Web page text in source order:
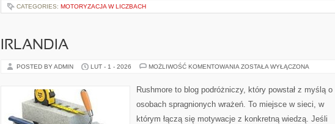
CATEGORIES: MOTORYZACJA W LICZBACH
IRLANDIA
POSTED BY ADMIN LUT - 1 - 2026 MOŻLIWOŚĆ KOMENTOWANIA IRLANDIA
ZOSTAŁA WYŁĄCZONA
Rushmore to blog podróżniczy, który powstał z myślą o
osobach spragnionych wrażeń. To miejsce w sieci, w
którym łączą się motywacje z konkretną wiedzą. Jeśli